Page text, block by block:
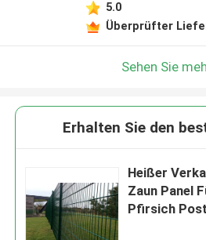
5.0
Überprüfter
Sehen Sie
Erhalten Sie den
Heißer
Zaun Panel
Pfirsich Post